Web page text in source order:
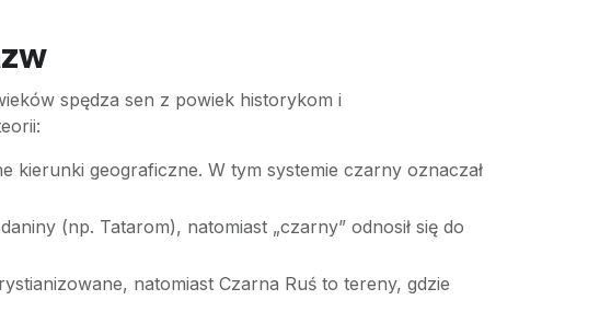
spędza sen z powiek historykom i
geograficzne. W tym systemie czarny oznaczał
(np. Tatarom), natomiast „czarny” odnosił się do
natomiast Czarna Ruś to tereny, gdzie